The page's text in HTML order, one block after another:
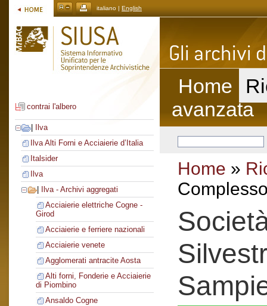
italiano | English
contrai l'albero
Ilva
Ilva Alti Forni e Acciaierie d’Italia
Italsider
Ilva
Ilva - Archivi aggregati
Acciaierie elettriche Cogne -
Girod
Acciaierie e ferriere nazionali
Acciaierie venete
Agglomerati antracite Aosta
Alti forni, Fonderie e Acciaierie
di Piombino
Ansaldo Cogne
Home
avanzata
Home »